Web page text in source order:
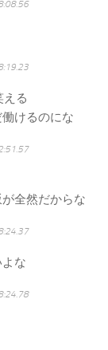
える
けるのにな
全然だからな
な